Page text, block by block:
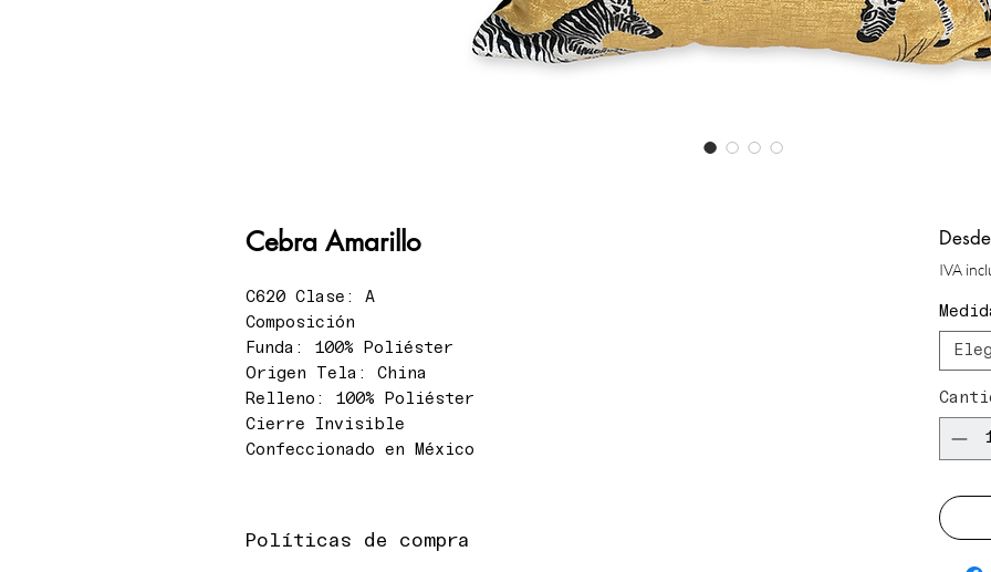
Cebra Amarillo
C620 Clase: A
Composición
Funda: 100% Poliéster
Origen Tela: China
Relleno: 100% Poliéster
Cierre Invisible
Confeccionado en México
Políticas de compra
Desde
IVA